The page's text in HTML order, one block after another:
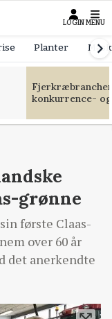
LOGIN MENU
Planter
konkurrence-
grønne
første Claas-
over 60 år
det anerkendte